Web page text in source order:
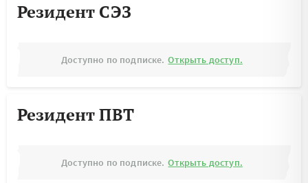
Резидент СЭЗ
Доступно по подписке. Открыть доступ.
Резидент ПВТ
Доступно по подписке. Открыть доступ.